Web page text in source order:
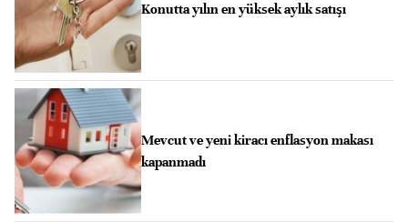
Konutta yılın en yüksek aylık satışı
Mevcut ve yeni kiracı enflasyon makası
kapanmadı